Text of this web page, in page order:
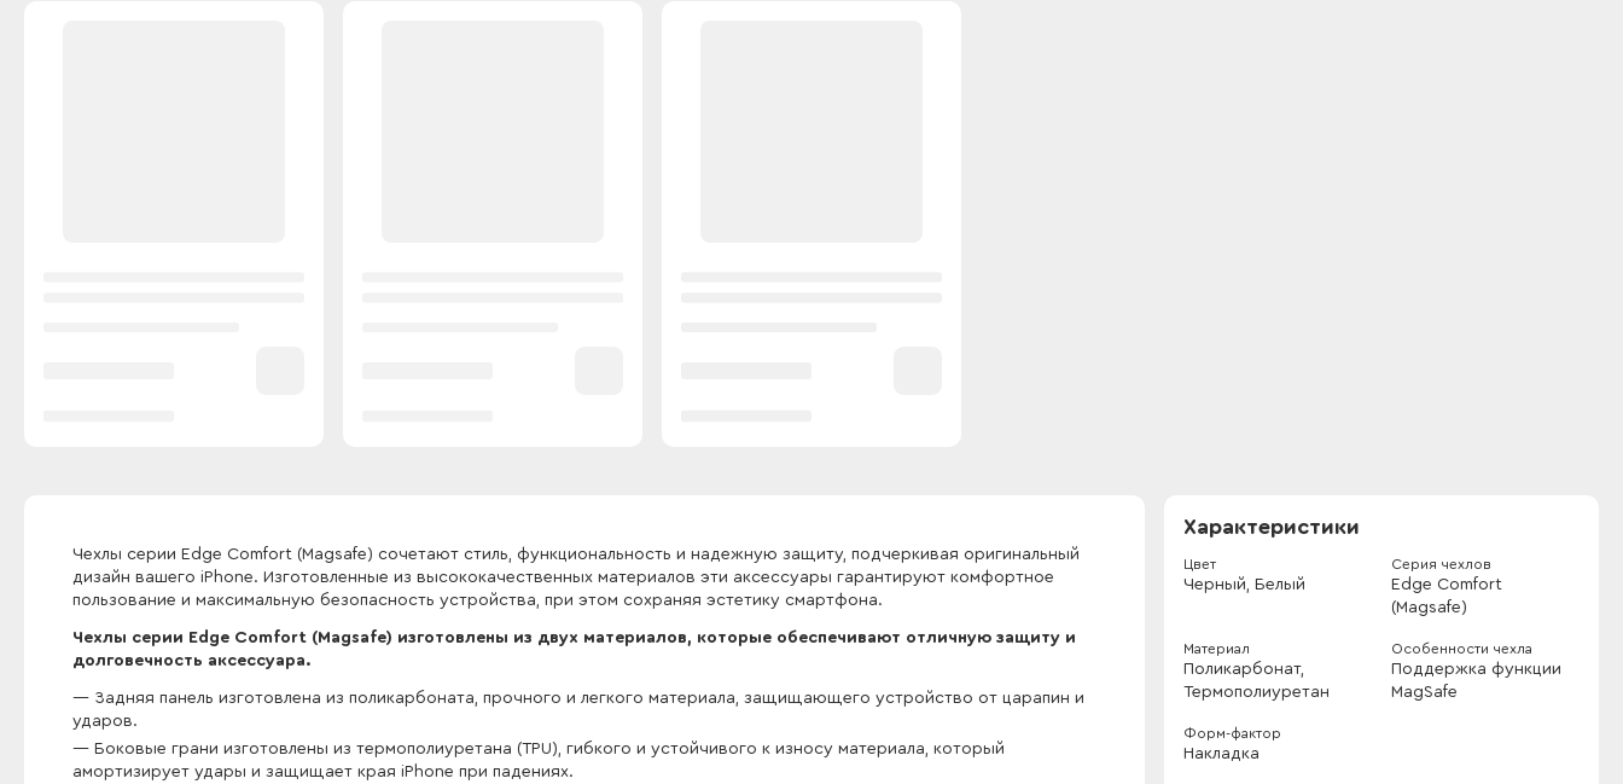
Чехлы серии Edge Comfort (Magsafe) сочетают стиль, функциональность и надежную защиту, подчеркивая оригинальный
дизайн вашего iPhone. Изготовленные из высококачественных материалов эти аксессуары гарантируют комфортное
пользование и максимальную безопасность устройства, при этом сохраняя эстетику смартфона.
Чехлы серии Edge Comfort (Magsafe) изготовлены из двух материалов, которые обеспечивают отличную защиту и
долговечность аксессуара.
Задняя панель изготовлена ​​из поликарбоната, прочного и легкого материала, защищающего устройство от царапин и
ударов.
Боковые грани изготовлены из термополиуретана (TPU), гибкого и устойчивого к износу материала, который
амортизирует удары и защищает края iPhone при падениях.
Характеристики
Цвет
Черный, Белый
Серия чехлов
Edge Comfort
(Magsafe)
Материал
Поликарбонат,
Термополиуретан
Особенности чехла
Поддержка функции
MagSafe
Форм-фактор
Накладка